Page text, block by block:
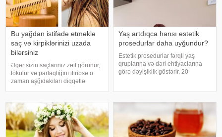
Bu yağdan istifadə etməklə
saç və kirpiklərinizi uzada
bilərsiniz
Əgər sizin saçlarınız zəif görünür,
tökülür və parlaqlığını itiribsə o
zaman aşğıdakıları diqqətlə
bahalı kosmetik vasitələrdən və
kimyəvi dərmanlardan ço
Yaş artdıqca hansı estetik
prosedurlar daha uyğundur?
Estetik prosedurlar fərqli yaş
qruplarına və dəri ehtiyaclarına
görə dəyişiklik göstərir. 20
olmamalıdır. Yaş artdıqca dərinin